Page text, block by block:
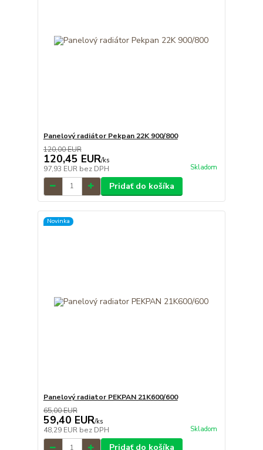
Panelový radiátor Pekpan 22K 900/800
120,00 EUR
120,45 EUR/ks
97,93 EUR bez DPH Skladom
Pridať do košíka
Novinka
Panelový radiator PEKPAN 21K600/600
65,00 EUR
59,40 EUR/ks
48,29 EUR bez DPH Skladom
Pridať do košíka